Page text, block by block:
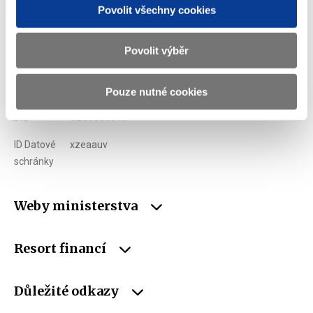
Povolit všechny cookies
Povolit výběr
Pouze nutné cookies
Letenská 15, 118 10 Praha
Telefon +420 257 041 111
00006947
ID Datové
schránky
xzeaauv
Weby ministerstva
Resort financí
Důležité odkazy